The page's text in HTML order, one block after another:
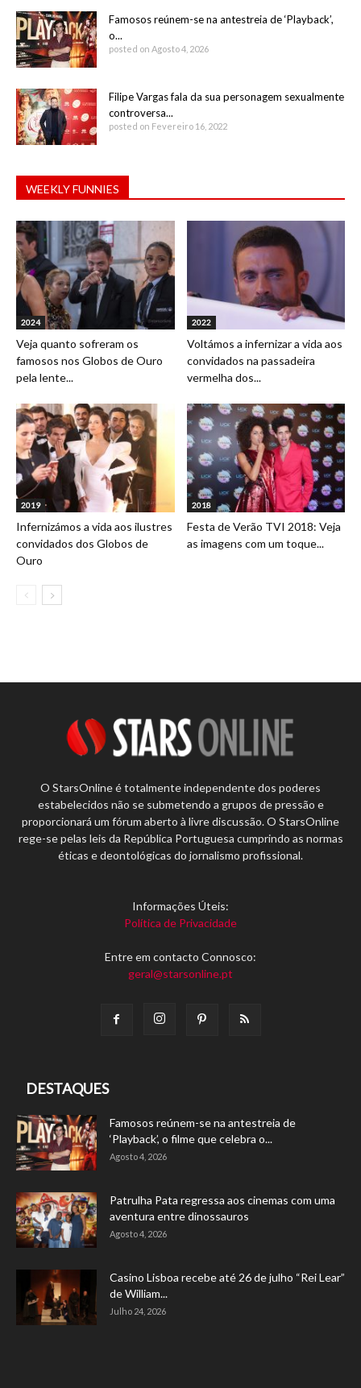
Famosos reúnem-se na antestreia de ‘Playback’,
o...
posted on Agosto 4, 2026
Filipe Vargas fala da sua personagem sexualmente
controversa...
posted on Fevereiro 16, 2022
WEEKLY FUNNIES
2024
Veja quanto sofreram os
famosos nos Globos de Ouro
pela lente...
2022
Voltámos a infernizar a vida aos
convidados na passadeira
vermelha dos...
2019
Infernizámos a vida aos ilustres
convidados dos Globos de
Ouro
2018
Festa de Verão TVI 2018: Veja
as imagens com um toque...
O StarsOnline é totalmente independente dos poderes
estabelecidos não se submetendo a grupos de pressão e
proporcionará um fórum aberto à livre discussão. O StarsOnline
rege-se pelas leis da República Portuguesa cumprindo as normas
éticas e deontológicas do jornalismo profissional.
Informações Úteis:
Política de Privacidade
Entre em contacto Connosco:
geral@starsonline.pt
DESTAQUES
Famosos reúnem-se na antestreia de
‘Playback’, o filme que celebra o...
Agosto 4, 2026
Patrulha Pata regressa aos cinemas com uma
aventura entre dinossauros
Agosto 4, 2026
Casino Lisboa recebe até 26 de julho “Rei Lear”
de William...
Julho 24, 2026